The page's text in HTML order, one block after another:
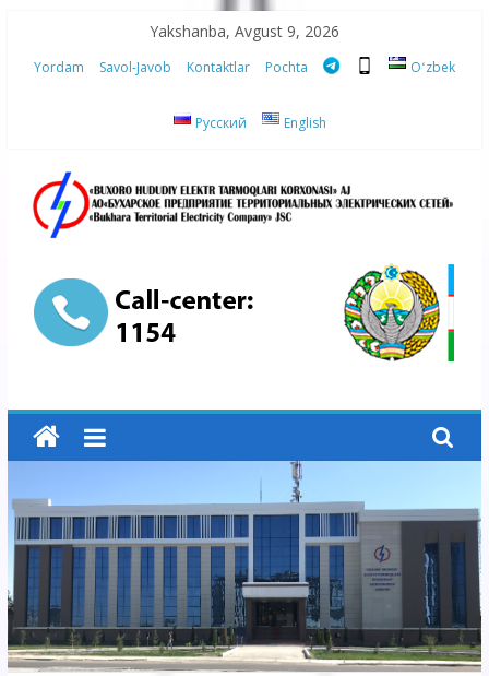
content
Yakshanba, Avgust 9, 2026
Yordam Savol-Javob Kontaktlar Pochta Oʻzbek
Русский English
“Buxoro
hududiy
elektr
tarmoqlari
korxonasi”
AJ
“Buxoro
hududiy